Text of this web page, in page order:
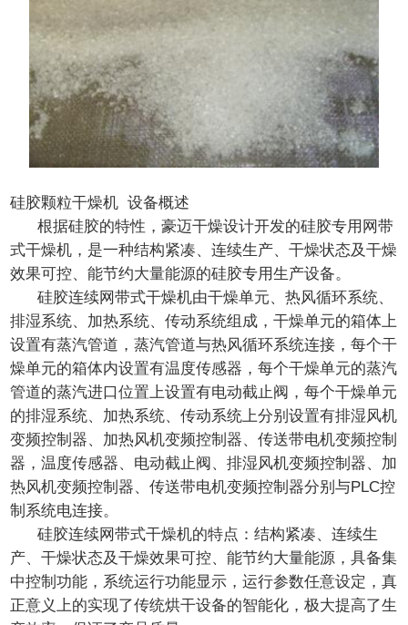
硅胶颗粒干燥机 设备概述
根据硅胶的特性，豪迈干燥设计开发的硅胶专用网带
式干燥机，是一种结构紧凑、连续生产、干燥状态及干燥
效果可控、能节约大量能源的硅胶专用生产设备。
硅胶连续网带式干燥机由干燥单元、热风循环系统、
排湿系统、加热系统、传动系统组成，干燥单元的箱体上
设置有蒸汽管道，蒸汽管道与热风循环系统连接，每个干
燥单元的箱体内设置有温度传感器，每个干燥单元的蒸汽
管道的蒸汽进口位置上设置有电动截止阀，每个干燥单元
的排湿系统、加热系统、传动系统上分别设置有排湿风机
变频控制器、加热风机变频控制器、传送带电机变频控制
器，温度传感器、电动截止阀、排湿风机变频控制器、加
热风机变频控制器、传送带电机变频控制器分别与PLC控
制系统电连接。
硅胶连续网带式干燥机的特点：结构紧凑、连续生
产、干燥状态及干燥效果可控、能节约大量能源，具备集
中控制功能，系统运行功能显示，运行参数任意设定，真
正意义上的实现了传统烘干设备的智能化，极大提高了生